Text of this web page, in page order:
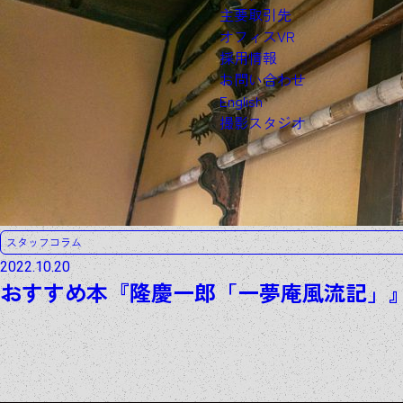
主要取引先
オフィスVR
採用情報
お問い合わせ
English
撮影スタジオ
スタッフコラム
2022.10.20
おすすめ本『隆慶一郎「一夢庵風流記」